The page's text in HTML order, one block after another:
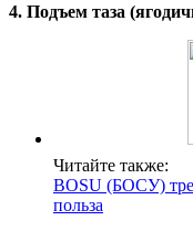
4. Подъем таза
Читайте также:
BOSU (БОСУ)
польза